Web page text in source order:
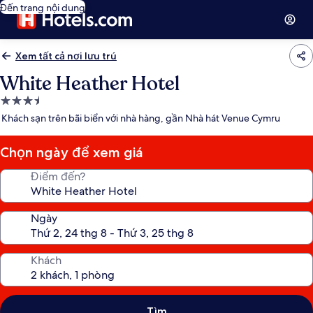
Đến trang nội dung
Xem tất cả nơi lưu trú
White Heather Hotel
Nơi
lưu
3.5
sao
Khách sạn trên bãi biển với nhà hàng, gần Nhà hát Venue Cymru
Chọn ngày để xem giá
Điểm đến?
Ngày
Khách